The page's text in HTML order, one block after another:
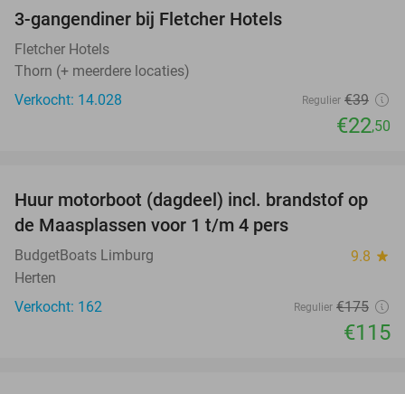
3-gangendiner bij Fletcher Hotels
Fletcher Hotels
Thorn (+ meerdere locaties)
Verkocht: 14.028
Regulier €39
€22,50
34%
Huur motorboot (dagdeel) incl. brandstof op
de Maasplassen voor 1 t/m 4 pers
BudgetBoats Limburg 9.8 star
Herten
Verkocht: 162
Regulier €175
€115